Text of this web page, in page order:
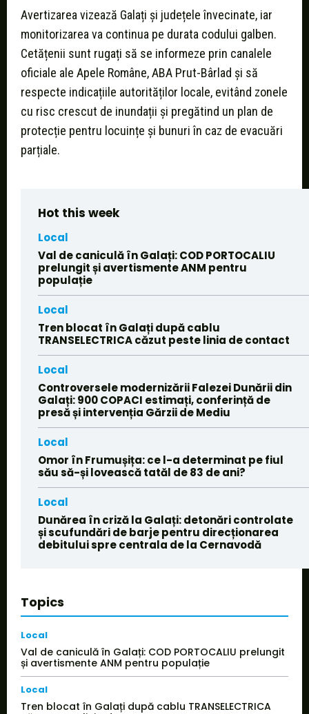
Avertizarea vizează Galați și județele învecinate, iar
monitorizarea va continua pe durata codului galben.
Cetățenii sunt rugați să se informeze prin canalele
oficiale ale Apele Române, ABA Prut-Bârlad și să
respecte indicațiile autorităților locale, evitând zonele
cu risc crescut de inundații și pregătind un plan de
protecție pentru locuințe și bunuri în caz de evacuări
parțiale.
Hot this week
Local
Val de caniculă în Galați: COD PORTOCALIU
prelungit și avertismente ANM pentru
populație
Local
Tren blocat în Galați după cablu
TRANSELECTRICA căzut peste linia de contact
Local
Controversele modernizării Falezei Dunării din
Galați: 900 COPACI estimați, conferință de
presă și intervenția Gărzii de Mediu
Local
Omor în Frumușița: ce l-a determinat pe fiul
său să-și lovească tatăl de 83 de ani?
Local
Dunărea în criză la Galați: detonări controlate
și scufundări de barje pentru direcționarea
debitului spre centrala de la Cernavodă
Topics
Local
Val de caniculă în Galați: COD PORTOCALIU prelungit
și avertismente ANM pentru populație
Local
Tren blocat în Galați după cablu TRANSELECTRICA